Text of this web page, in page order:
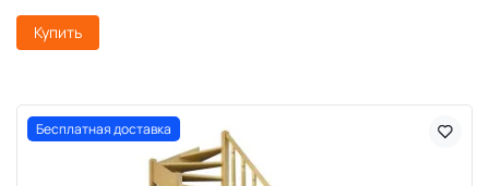
Купить
Бесплатная доставка